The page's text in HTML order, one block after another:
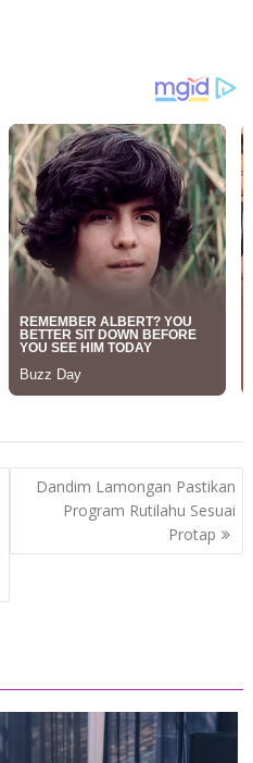
Dandim Lamongan Pastikan
Program Rutilahu Sesuai
Protap